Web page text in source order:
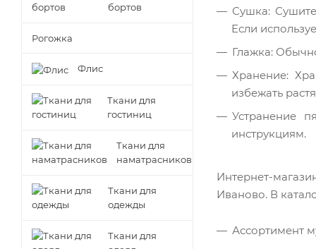
Сушка:
Если
Глажка:
Хранение:
избежать
Устранение
инструкциям.
Интернет-
Иваново. В
Ассортимент
бортов
Рогожка
Флис
Ткани для
гостиниц
Ткани для
наматрасников
Ткани для
одежды
Ткани для